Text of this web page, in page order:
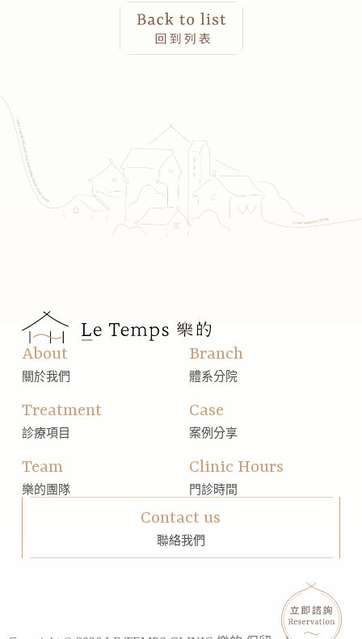
About
關於我們
Branch
體系分院
Treatment
診療項目
Case
案例分享
Team
樂的團隊
Clinic Hours
門診時間
Contact us
聯絡我們